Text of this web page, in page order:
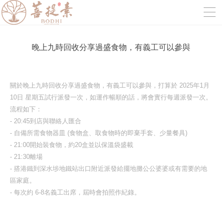
晚上九時回收分享過盛食物，有義工可以參與
關於晚上九時回收分享過盛食物，有義工可以參與，打算於 2025年1月
10日 星期五試行派發一次，如運作暢順的話，將會實行每週派發一次。
流程如下：
- 20:45到店與聯絡人匯合
- 自備所需食物器皿 (食物盒、取食物時的即棄手套、少量餐具)
- 21:00開始裝食物，約20盒並以保溫袋盛載
- 21:30離場
- 搭港鐵到深水埗地鐵站出口附近派發給擺地攤公公婆婆或有需要的地
區家庭。
- 每次約 6-8名義工出席，屆時會拍照作紀錄。